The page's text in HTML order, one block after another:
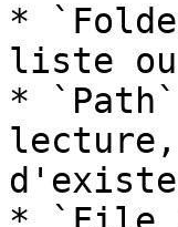
*
liste
*